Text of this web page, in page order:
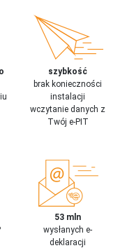
szybkość
brak konieczności
instalacji
wczytanie danych z
Twój e-PIT
53 mln
wysłanych e-
deklaracji